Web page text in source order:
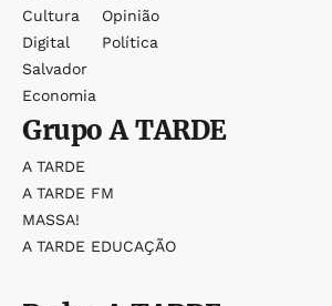
Cultura
Digital
Salvador
Economia
Opinião
Política
GrupoA TARDE
A TARDE
A TARDE FM
MASSA!
A TARDE EDUCAÇÃO